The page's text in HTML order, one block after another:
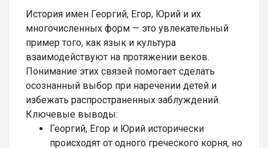
История имен Георгий, Егор, Юрий и их
многочисленных форм — это увлекательный
пример того, как язык и культура
взаимодействуют на протяжении веков.
Понимание этих связей помогает сделать
осознанный выбор при наречении детей и
избежать распространенных заблуждений.
Ключевые выводы:
Георгий, Егор и Юрий исторически
происходят от одного греческого корня, но